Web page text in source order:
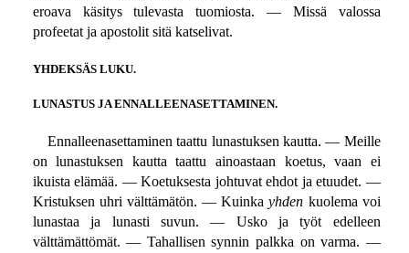
eroava käsitys tulevasta tuomiosta. — Missä valossa
profeetat ja apostolit sitä katselivat.
YHDEKSÄS LUKU.
LUNASTUS JA ENNALLEENASETTAMINEN.
Ennalleenasettaminen taattu lunastuksen kautta. — Meille
on lunastuksen kautta taattu ainoastaan koetus, vaan ei
ikuista elämää. — Koetuksesta johtuvat ehdot ja etuudet. —
Kristuksen uhri välttämätön. — Kuinkayhden kuolema voi
lunastaa ja lunasti suvun. — Usko ja työt edelleen
välttämättömät. — Tahallisen synnin palkka on varma. —